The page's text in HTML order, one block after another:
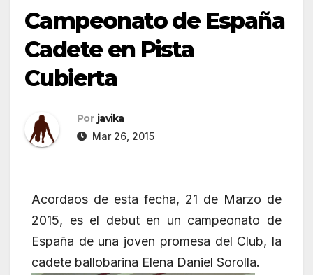
Campeonato de España
Cadete en Pista
Cubierta
Por javika
Mar 26, 2015
Acordaos de esta fecha, 21 de Marzo de
2015, es el debut en un campeonato de
España de una joven promesa del Club, la
cadete ballobarina Elena Daniel Sorolla.